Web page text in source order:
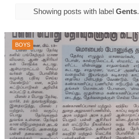
Showing posts with labelGents.
BOYS